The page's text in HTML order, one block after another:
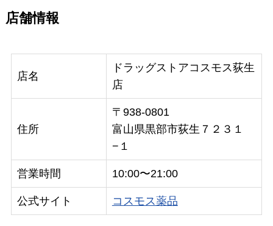
店舗情報
店名
ドラッグストアコスモス荻生
店
住所
〒938-0801
富山県黒部市荻生７２３１
−１
営業時間 10:00〜21:00
公式サイト コスモス薬品